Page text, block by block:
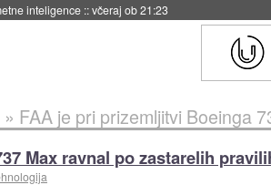
inteligence ::včeraj ob 21:23
» FAA je pri prizemljitvi Boeinga
Max ravnal po zastarelih